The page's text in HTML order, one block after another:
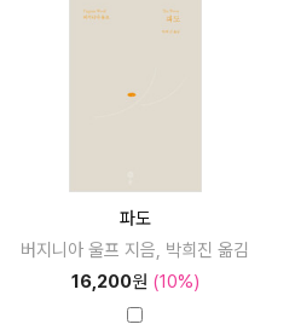
파도
버지니아 울프 지음, 박희진 옮김
16,200원 (10%)